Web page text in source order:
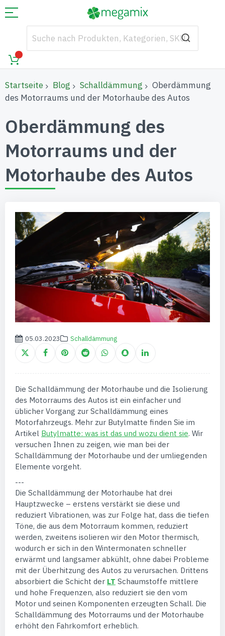
Startseite Blog Schalldämmung
Oberdämmung
des Motorraums und der Motorhaube des Autos
Oberdämmung des
Motorraums und der
Motorhaube des Autos
05.03.2023 Schalldämmung
Die Schalldämmung der Motorhaube und die Isolierung
des Motorraums des Autos ist ein einfacher und
üblicher Vorgang zur Schalldämmung eines
Motorfahrzeugs. Mehr zur Butylmatte finden Sie im
Artikel Butylmatte: was ist das und wozu dient sie. Wir
versuchen Ihnen zu zeigen, wie man bei der
Schalldämmung der Motorhaube und der umliegenden
Elemente vorgeht.
---
Die Schalldämmung der Motorhaube hat drei
Hauptzwecke – erstens verstärkt sie diese und
reduziert Vibrationen, was zur Folge hat, dass die tiefen
Töne, die aus dem Motorraum kommen, reduziert
werden, zweitens isolieren wir den Motor thermisch,
wodurch er sich in den Wintermonaten schneller
erwärmt und langsamer abkühlt, ohne dabei Probleme
mit der Überhitzung des Autos zu verursachen. Drittens
absorbiert die Schicht der LT Schaumstoffe mittlere
und hohe Frequenzen, also reduziert sie den vom
Motor und seinen Komponenten erzeugten Schall. Die
Schalldämmung des Motorraums und der Motorhaube
erhöht den Fahrkomfort erheblich.